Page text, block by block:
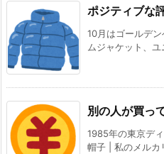
ポジティブな
10月はゴールデ
ムジャケット、
別の人が買っ
1985年の東京デ
帽子 | 私のメルカ